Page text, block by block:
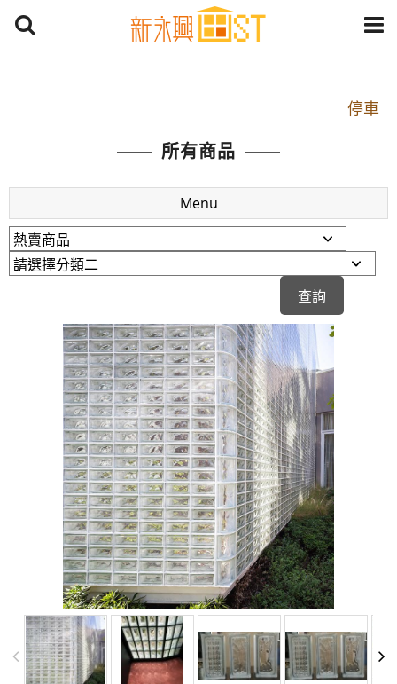
停車
捷運： 中和線【頂溪站 2 號出口】往中山路1段139
原Line已滿 無法加Line好友 請親愛的客戶加入
LINE官方帳號@a0975005573
開車：中山路1段 到永平路路口(樂華夜市口)門口可
停車
捷運： 中和線【頂溪站 2 號出口】往中山路1段139
號約10分鐘
原Line已滿 無法加Line好友 請親愛的客戶加入
LINE官方帳號@a0975005573
所有商品
Menu